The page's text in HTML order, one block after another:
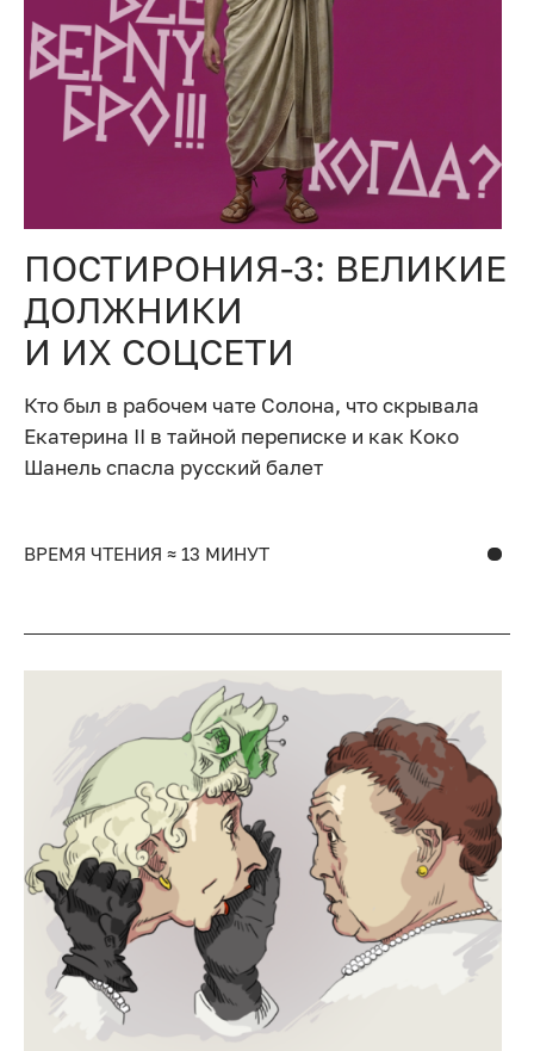
ПОСТИРОНИЯ-3: ВЕЛИКИЕ
ДОЛЖНИКИ
И ИХ СОЦСЕТИ
Кто был в рабочем чате Солона, что скрывала
Екатерина II в тайной переписке и как Коко
Шанель спасла русский балет
ВРЕМЯ ЧТЕНИЯ ≈ 13 МИНУТ